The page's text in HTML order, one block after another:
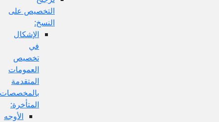
التخصيص على
الإشكال
تخصيص
العمومات
المتقدمة
بالمخصصات
المتأخرة:
الأوجه